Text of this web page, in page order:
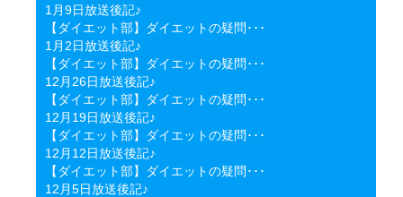
1月9日放送後記♪
【ダイエット部】ダイエットの疑問･･･
1月2日放送後記♪
【ダイエット部】ダイエットの疑問･･･
12月26日放送後記♪
【ダイエット部】ダイエットの疑問･･･
12月19日放送後記♪
【ダイエット部】ダイエットの疑問･･･
12月12日放送後記♪
【ダイエット部】ダイエットの疑問･･･
12月5日放送後記♪